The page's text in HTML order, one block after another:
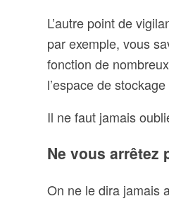
L’autre point de
par exemple, vous
fonction de
l’espace de
Il ne faut jamais
Ne vous arrêtez
On ne le dira jamais